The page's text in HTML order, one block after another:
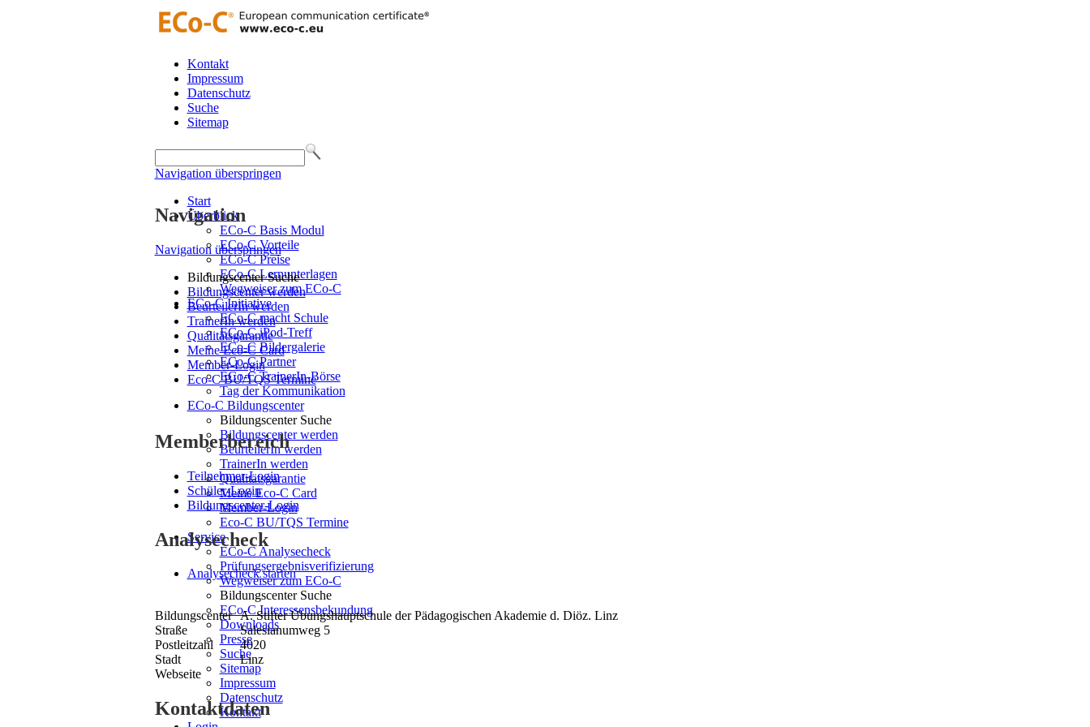
Kontakt
Impressum
Datenschutz
Suche
Sitemap
Navigation überspringen
Start
Überblick
ECo-C Basis Modul
ECo-C Vorteile
ECo-C Preise
ECo-C Lernunterlagen
Wegweiser zum ECo-C
ECo-C Initiative
ECo-C macht Schule
ECo-C iPod-Treff
ECo-C Bildergalerie
ECo-C Partner
ECo-C TrainerIn-Börse
Tag der Kommunikation
ECo-C Bildungscenter
Bildungscenter Suche
Bildungscenter werden
BeurteilerIn werden
TrainerIn werden
Qualitätsgarantie
Meine Eco-C Card
Member-Login
Eco-C BU/TQS Termine
Service
ECo-C Analysecheck
Prüfungsergebnisverifizierung
Wegweiser zum ECo-C
Bildungscenter Suche
ECo-C Interessensbekundung
Downloads
Presse
Suche
Sitemap
Impressum
Datenschutz
Kontakt
Navigation
Navigation überspringen
Bildungscenter Suche
Bildungscenter werden
BeurteilerIn werden
TrainerIn werden
Qualitätsgarantie
Meine Eco-C Card
Member-Login
Eco-C BU/TQS Termine
Memberbereich
Teilnehmer-Login
Schüler-Login
Bildungscenter-Login
Analysecheck
Analysecheck starten
Bildungscenter A. Stifter Übungshauptschule der Pädagogischen Akademie d. Diöz. Linz
Straße
Salesianumweg 5
Postleitzahl
4020
Stadt
Linz
Webseite
Kontaktdaten